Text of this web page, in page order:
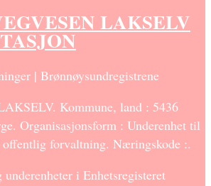
LAKSELV
| Brønnøysundregistrene
Kommune, land : 5436
Organisasjonsform : Underenhet til
forvaltning. Næringskode :.
underenheter i Enhetsregisteret